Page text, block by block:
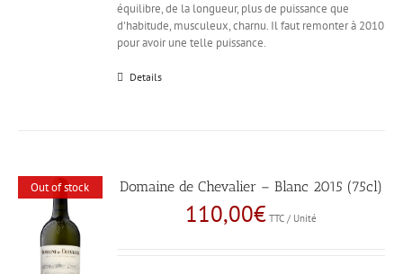
équilibre, de la longueur, plus de puissance que
d'habitude, musculeux, charnu. Il faut remonter à 2010
pour avoir une telle puissance.
Details
Out of stock Domaine de Chevalier – Blanc 2015 (75cl)
110,00€ TTC / Unité